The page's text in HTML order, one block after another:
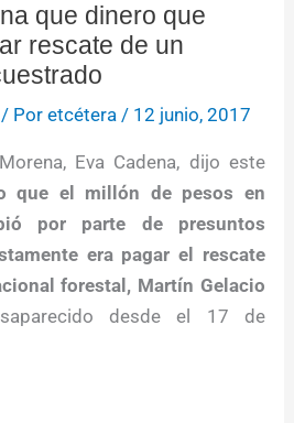
que dinero que
rescate de un
/ Poretcétera / 12 junio, 2017
Eva Cadena, dijo este
que el millón de pesos en
por parte de presuntos
era pagar el rescate
forestal, Martín Gelacio
desde el 17 de